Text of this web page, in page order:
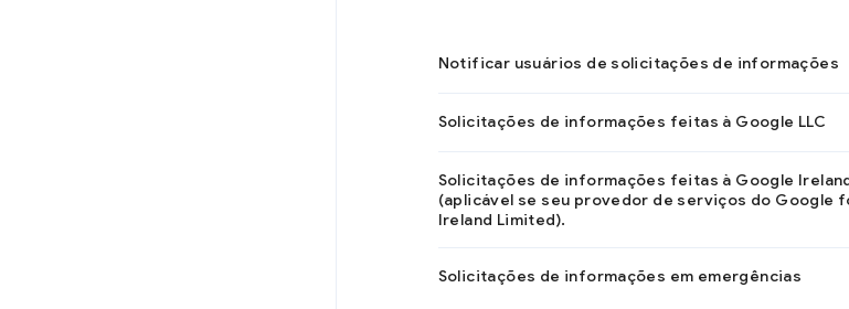
Notificar usuários de solicitações de informações
Solicitações de informações feitas à Google LLC
Solicitações de informações feitas à Google
(aplicável se seu provedor de serviços do Google
Ireland Limited).
Solicitações de informações em emergências